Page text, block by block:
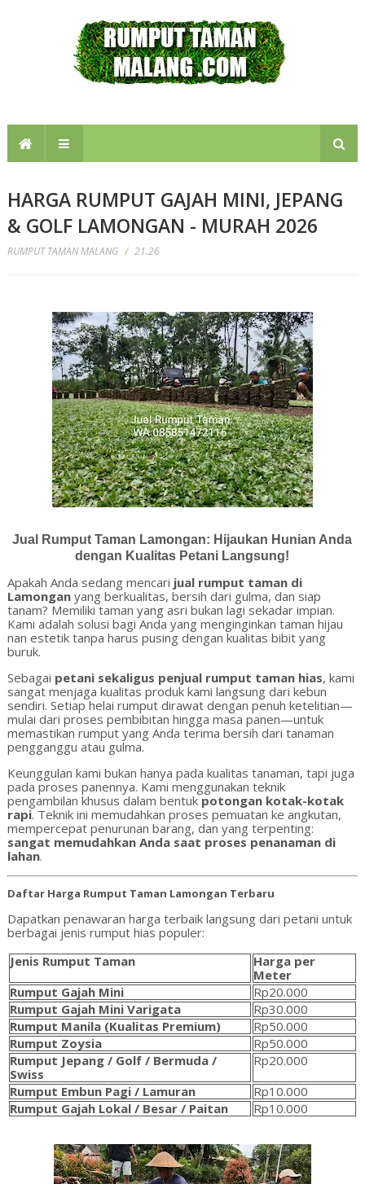
HARGA RUMPUT GAJAH MINI, JEPANG
& GOLF LAMONGAN - MURAH 2026
RUMPUT TAMAN MALANG / 21.26
Jual Rumput Taman Lamongan: Hijaukan Hunian Anda
dengan Kualitas Petani Langsung!
Apakah Anda sedang mencari jual rumput taman di
Lamonganyang berkualitas, bersih dari gulma, dan siap
tanam? Memiliki taman yang asri bukan lagi sekadar impian.
Kami adalah solusi bagi Anda yang menginginkan taman hijau
nan estetik tanpa harus pusing dengan kualitas bibit yang
buruk.
Sebagai petani sekaligus penjual rumput taman hias, kami
sangat menjaga kualitas produk kami langsung dari kebun
sendiri. Setiap helai rumput dirawat dengan penuh ketelitian—
mulai dari proses pembibitan hingga masa panen—untuk
memastikan rumput yang Anda terima bersih dari tanaman
pengganggu atau gulma.
Keunggulan kami bukan hanya pada kualitas tanaman, tapi juga
pada proses panennya. Kami menggunakan teknik
pengambilan khusus dalam bentuk potongan kotak-kotak
rapi. Teknik ini memudahkan proses pemuatan ke angkutan,
mempercepat penurunan barang, dan yang terpenting:
sangat memudahkan Anda saat proses penanaman di
lahan.
Daftar Harga Rumput Taman Lamongan Terbaru
Dapatkan penawaran harga terbaik langsung dari petani untuk
berbagai jenis rumput hias populer:
Jenis Rumput Taman
Harga per
Meter
Rumput Gajah Mini
Rp20.000
Rumput Gajah Mini Varigata
Rp30.000
Rumput Manila (Kualitas Premium)
Rp50.000
Rumput Zoysia
Rp50.000
Rumput Jepang / Golf / Bermuda /
Swiss
Rp20.000
Rumput Embun Pagi / Lamuran
Rp10.000
Rumput Gajah Lokal / Besar / Paitan
Rp10.000